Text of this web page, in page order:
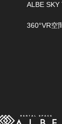
ALBE SKY
360°VR空